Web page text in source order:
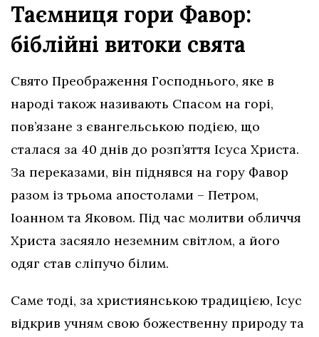
Таємниця гори Фавор:
біблійні витоки свята
Свято Преображення Господнього, яке в
народі також називають Спасом на горі,
пов’язане з євангельською подією, що
сталася за 40 днів до розп’яття Ісуса Христа.
За переказами, він піднявся на гору Фавор
разом із трьома апостолами – Петром,
Іоанном та Яковом. Під час молитви обличчя
Христа засяяло неземним світлом, а його
одяг став сліпучо білим.
Саме тоді, за християнською традицією, Ісус
відкрив учням свою божественну природу та